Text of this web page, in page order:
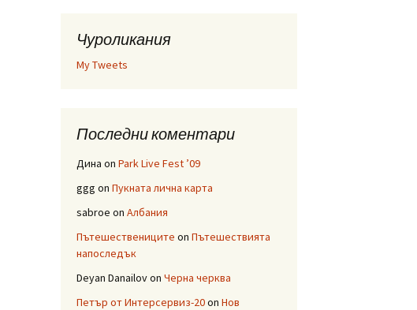
Чуроликания
My Tweets
Последни коментари
Дина on Park Live Fest ’09
ggg on Пукната лична карта
sabroe on Албания
Пътешествениците on Пътешествията
напоследък
Deyan Danailovon Черна черква
Петър от Интерсервиз-20on Нов